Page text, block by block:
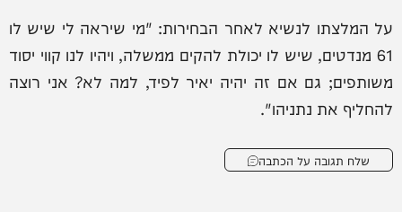
על המלצתו לנשיא לאחר הבחירות: "מי שיראה לי שיש לו
61 מנדטים, שיש לו יכולת להקים ממשלה, ויהיו לנו קווי יסוד
משותפים; גם אם זה יהיה יאיר לפיד, למה לא? אני רוצה
להחליף את נתניהו".
שלח תגובה על הכתבה